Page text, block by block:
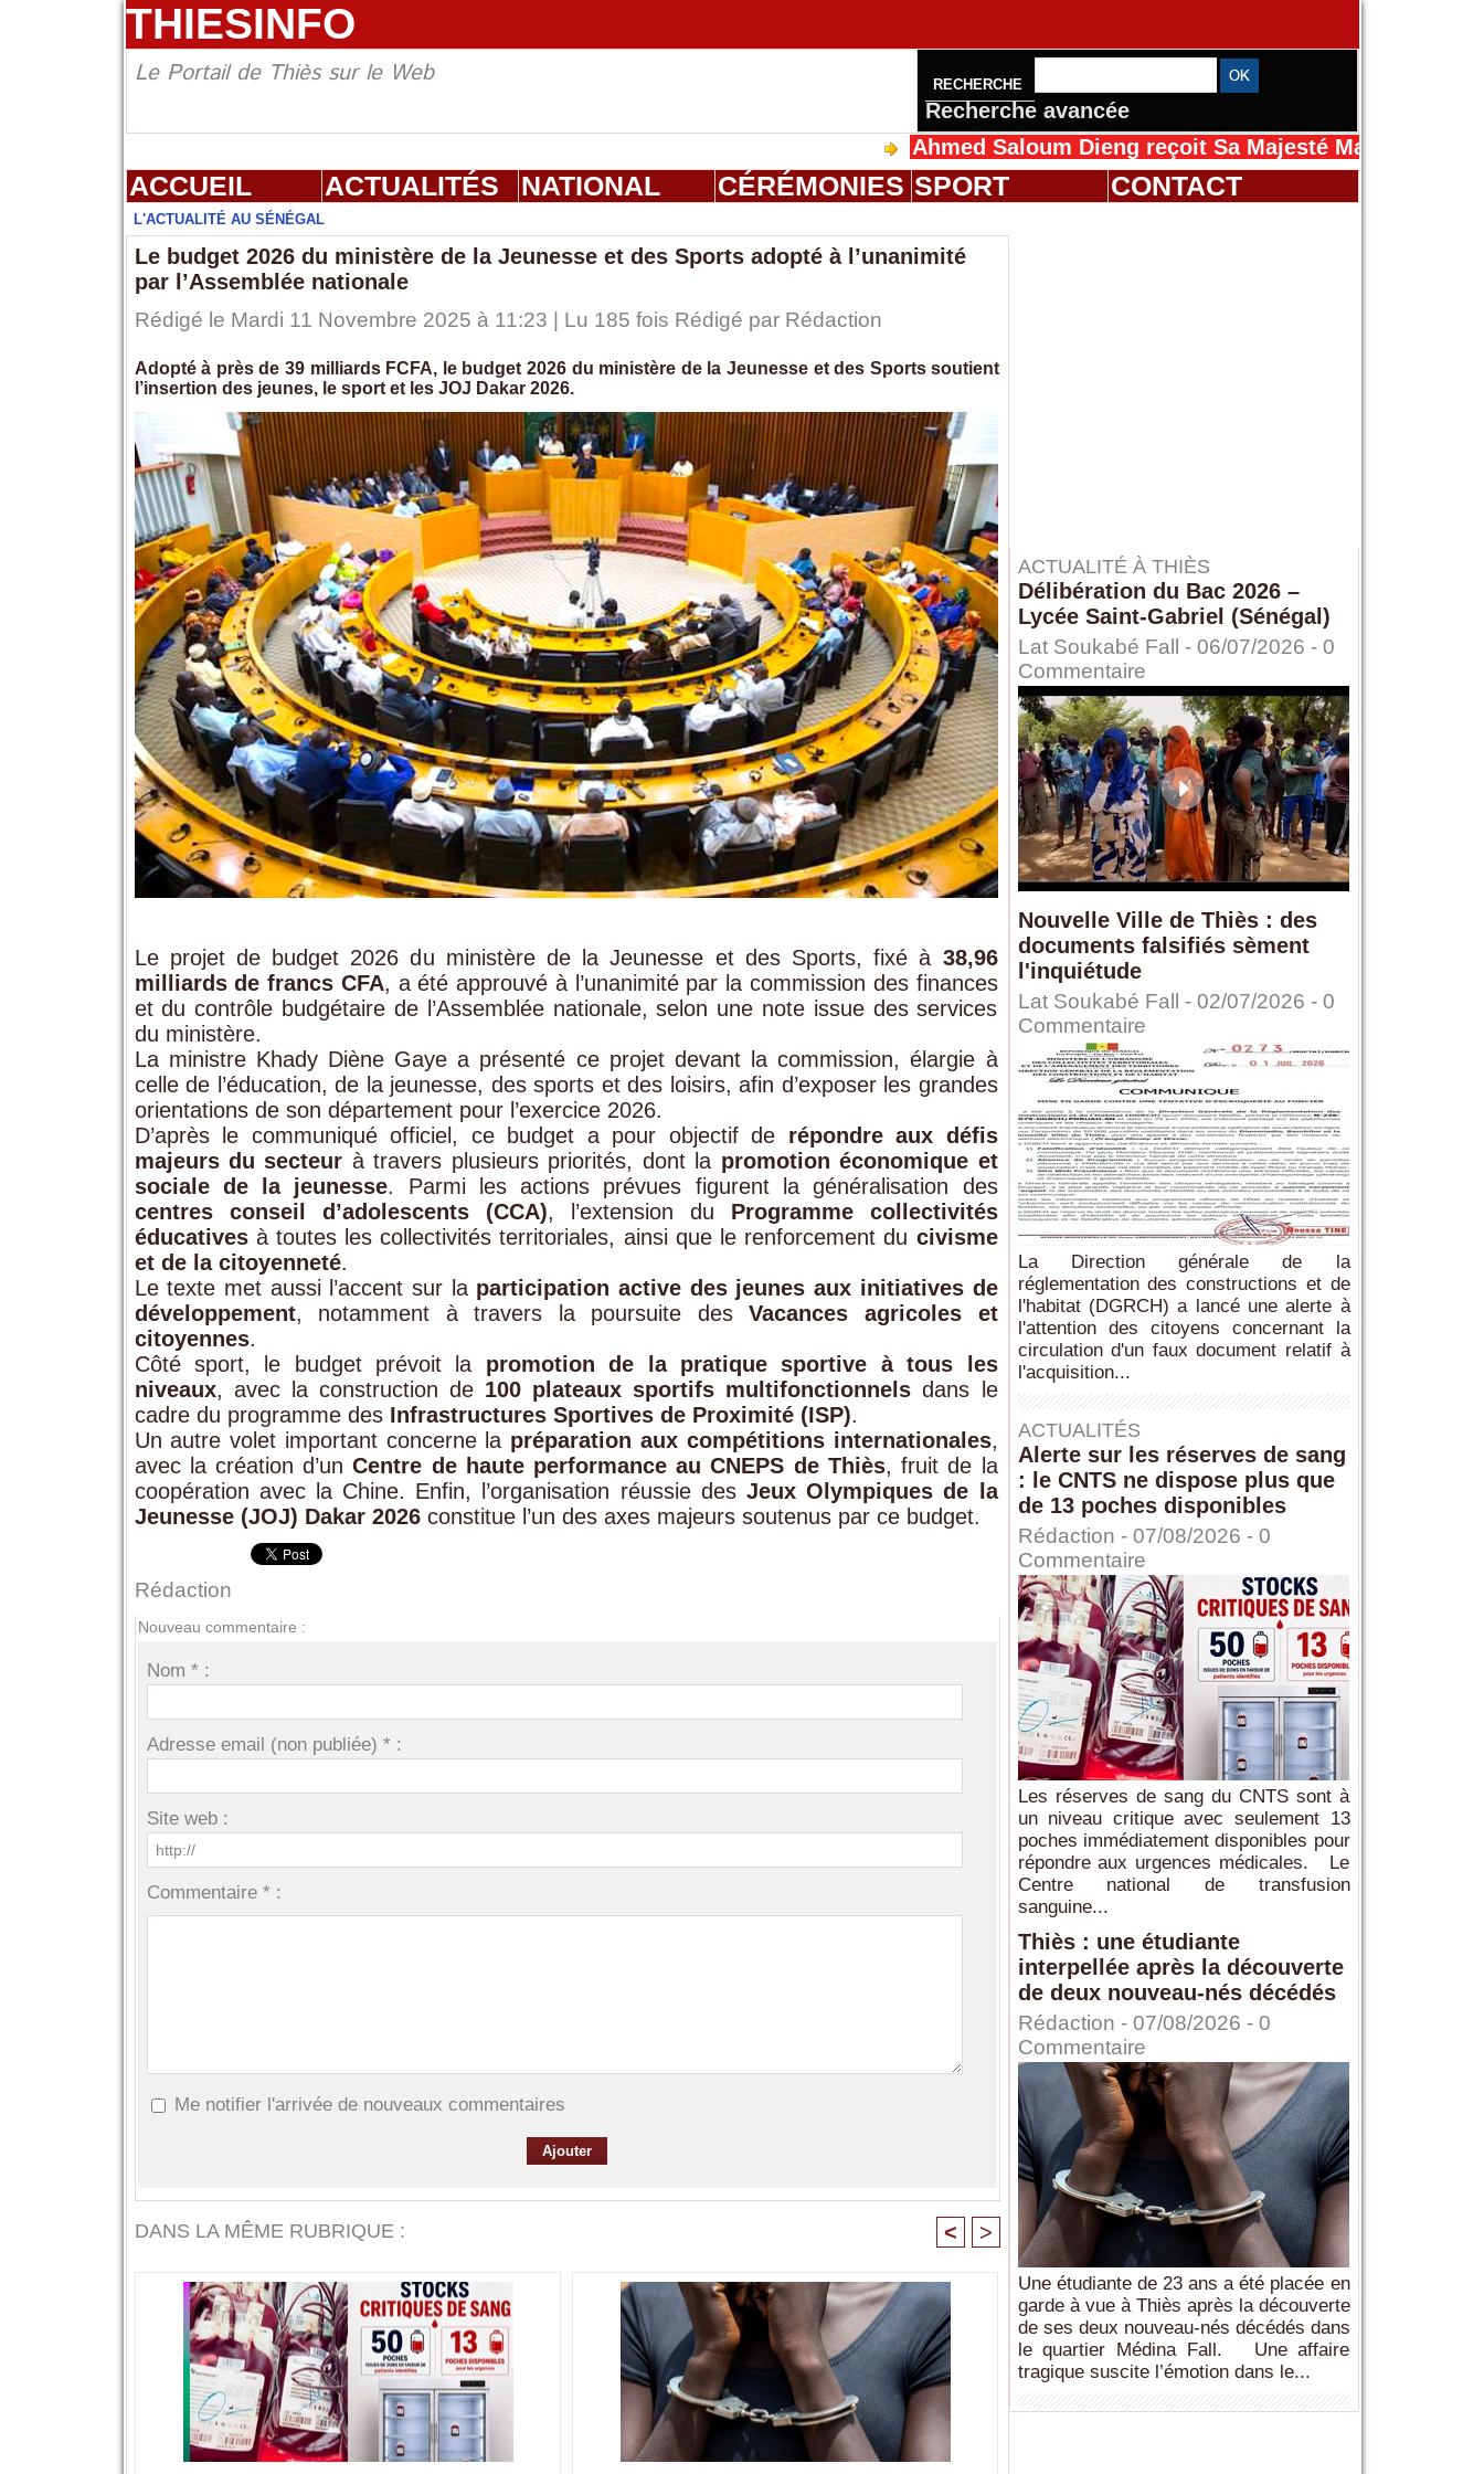
THIESINFO
Le Portail de Thiès sur le Web RECHERCHE
Recherche avancée
Ahmed Saloum Dieng reçoit Sa Majesté Mansah Cissé au
ACCUEIL ACTUALITÉS NATIONAL CÉRÉMONIES SPORT CONTACT
L'ACTUALITÉ AU SÉNÉGAL
Le budget 2026 du ministère de la Jeunesse et des Sports adopté à l’unanimité
par l’Assemblée nationale
Rédigé le Mardi 11 Novembre 2025 à 11:23 | Lu 185 fois Rédigé par Rédaction
Adopté à près de 39 milliards FCFA, le budget 2026 du ministère de la Jeunesse et des Sports soutient
l’insertion des jeunes, le sport et les JOJ Dakar 2026.
Le projet de budget 2026 du ministère de la Jeunesse et des Sports, fixé à 38,96
milliards de francs CFA, a été approuvé à l’unanimité par la commission des finances
et du contrôle budgétaire de l’Assemblée nationale, selon une note issue des services
du ministère.
La ministre Khady Diène Gaye a présenté ce projet devant la commission, élargie à
celle de l’éducation, de la jeunesse, des sports et des loisirs, afin d’exposer les grandes
orientations de son département pour l’exercice 2026.
D’après le communiqué officiel, ce budget a pour objectif de répondre aux défis
majeurs du secteur à travers plusieurs priorités, dont la promotion économique et
sociale de la jeunesse. Parmi les actions prévues figurent la généralisation des
centres conseil d’adolescents (CCA), l’extension du Programme collectivités
éducativesà toutes les collectivités territoriales, ainsi que le renforcement du civisme
et de la citoyenneté.
Le texte met aussi l’accent sur la participation active des jeunes aux initiatives de
développement, notamment à travers la poursuite desVacances agricoles et
citoyennes.
Côté sport, le budget prévoit la promotion de la pratique sportive à tous les
niveaux, avec la construction de 100 plateaux sportifs multifonctionnels dans le
cadre du programme des Infrastructures Sportives de Proximité (ISP).
Un autre volet important concerne la préparation aux compétitions internationales,
avec la création d’unCentre de haute performance au CNEPS de Thiès, fruit de la
coopération avec la Chine. Enfin, l’organisation réussie des Jeux Olympiques de la
Jeunesse (JOJ) Dakar 2026constitue l’un des axes majeurs soutenus par ce budget.
Rédaction
Nouveau commentaire :
Nom * :
Adresse email (non publiée) * :
Site web :
Commentaire * :
Me notifier l'arrivée de nouveaux commentaires
DANS LA MÊME RUBRIQUE : < >
ACTUALITÉ À THIÈS
Délibération du Bac 2026 –
Lycée Saint-Gabriel (Sénégal)
Lat Soukabé Fall - 06/07/2026 - 0
Commentaire
Nouvelle Ville de Thiès : des
documents falsifiés sèment
l'inquiétude
Lat Soukabé Fall - 02/07/2026 - 0
Commentaire
La Direction générale de la
réglementation des constructions et de
l'habitat (DGRCH) a lancé une alerte à
l'attention des citoyens concernant la
circulation d'un faux document relatif à
l'acquisition...
ACTUALITÉS
Alerte sur les réserves de sang
: le CNTS ne dispose plus que
de 13 poches disponibles
Rédaction - 07/08/2026 - 0
Commentaire
Les réserves de sang du CNTS sont à
un niveau critique avec seulement 13
poches immédiatement disponibles pour
répondre aux urgences médicales. Le
Centre national de transfusion
sanguine...
Thiès : une étudiante
interpellée après la découverte
de deux nouveau-nés décédés
Rédaction - 07/08/2026 - 0
Commentaire
Une étudiante de 23 ans a été placée en
garde à vue à Thiès après la découverte
de ses deux nouveau-nés décédés dans
le quartier Médina Fall. Une affaire
tragique suscite l’émotion dans le...